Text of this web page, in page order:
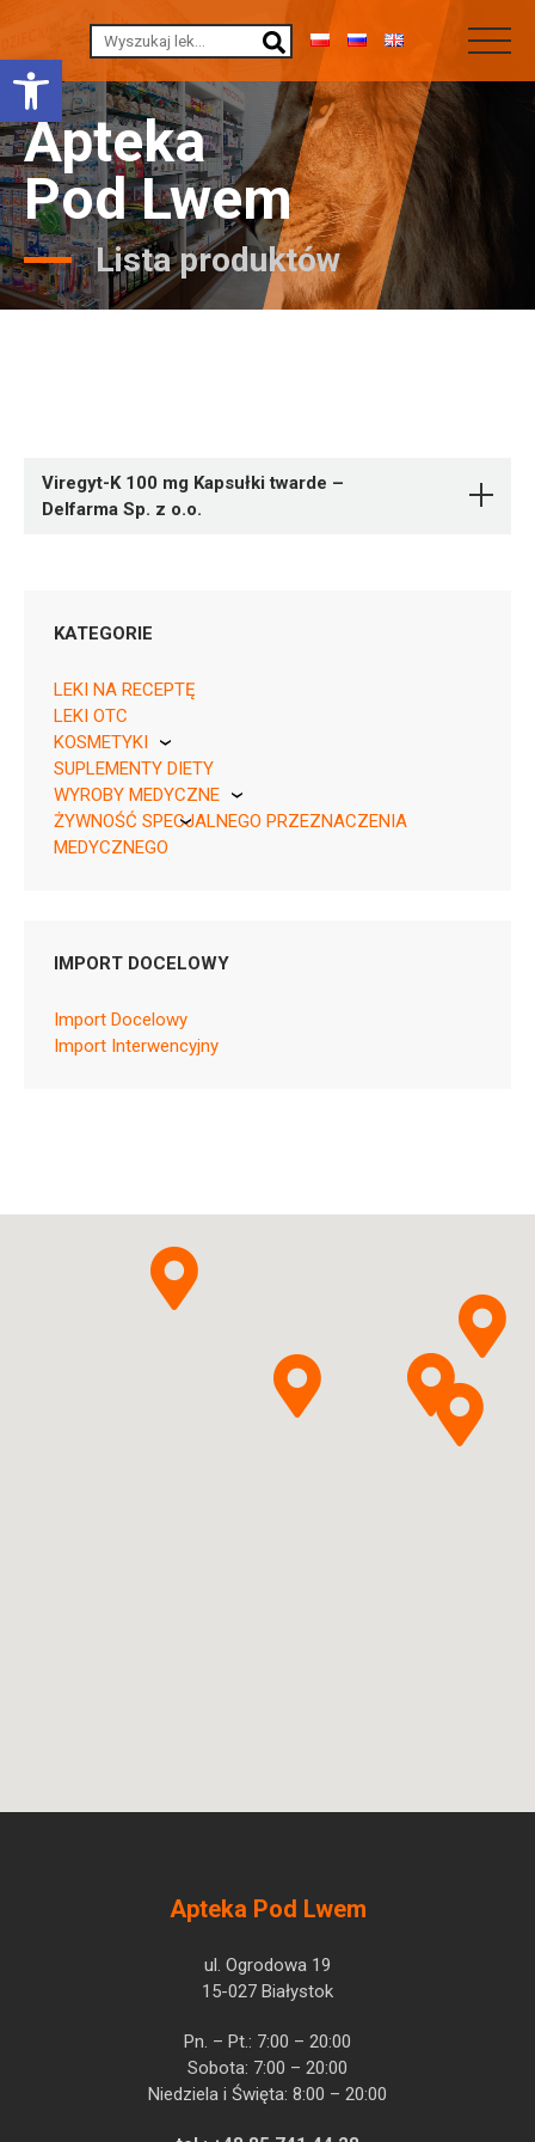
Otwórz pasek narzędzi
Apteka
Pod Lwem
Lista produktów
Viregyt-K 100 mg Kapsułki twarde –
Delfarma Sp. z o.o.
05909991524517 ¦ Rp ¦ 151802
30 kaps.
N04BB01
KATEGORIE
LEKI NA RECEPTĘ
LEKI OTC
KOSMETYKI
Pierre Fabre
SUPLEMENTY DIETY
WYROBY MEDYCZNE
KikGel
ŻYWNOŚĆ SPECJALNEGO PRZEZNACZENIA
MEDYCZNEGO
IMPORT DOCELOWY
Import Docelowy
Import Interwencyjny
Apteka Pod Lwem
ul. Ogrodowa 19
15-027 Białystok
Pn. – Pt.: 7:00 – 20:00
Sobota: 7:00 – 20:00
Niedziela i Święta: 8:00 – 20:00